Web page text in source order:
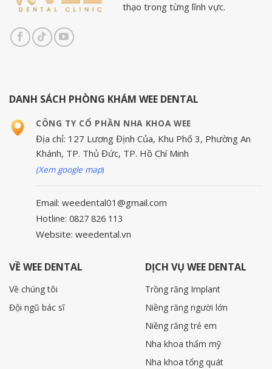
thạo trong từng lĩnh vực.
DANH SÁCH PHÒNG KHÁM WEE DENTAL
CÔNG TY CỔ PHẦN NHA KHOA WEE
Địa chỉ: 127 Lương Định Của, Khu Phố 3, Phường An
Khánh, TP. Thủ Đức, TP. Hồ Chí Minh
(Xem google map)
Email: weedental01@gmail.com
Hotline: 0827 826 113
Website: weedental.vn
VỀ WEE DENTAL
Về chúng tôi
Đội ngũ bác sĩ
DỊCH VỤ WEE DENTAL
Trồng răng Implant
Niềng răng người lớn
Niềng răng trẻ em
Nha khoa thẩm mỹ
Nha khoa tổng quát